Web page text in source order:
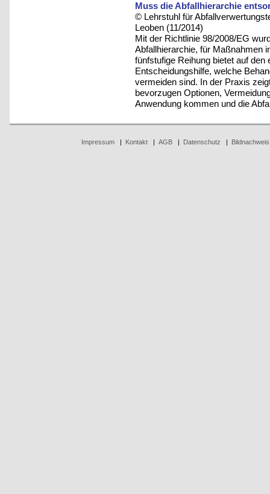
Muss die Abfallhierarchie
© Lehrstuhl für
Leoben (11/2014)
Mit der Richtlinie 98/2008/EG
Abfallhierarchie, für Maßnahmen
fünfstufige Reihung bietet auf
Entscheidungshilfe, welche
vermeiden sind. In der Praxis
bevorzugen Optionen,
Anwendung kommen und die
Impressum| Kontakt| AGB| Datenschutz Bildnachweis